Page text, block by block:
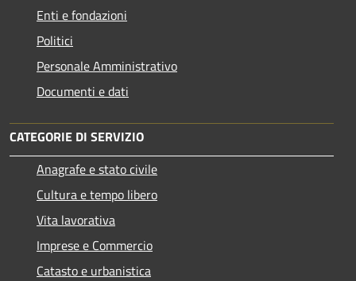
Enti e fondazioni
Politici
Personale Amministrativo
Documenti e dati
CATEGORIE DI SERVIZIO
Anagrafe e stato civile
Cultura e tempo libero
Vita lavorativa
Imprese e Commercio
Catasto e urbanistica